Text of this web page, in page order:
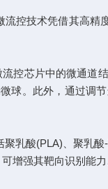
技术凭借其高精
控芯片中的微通道
球。此外，通过调
酸(PLA)、聚乳
强其靶向识别能